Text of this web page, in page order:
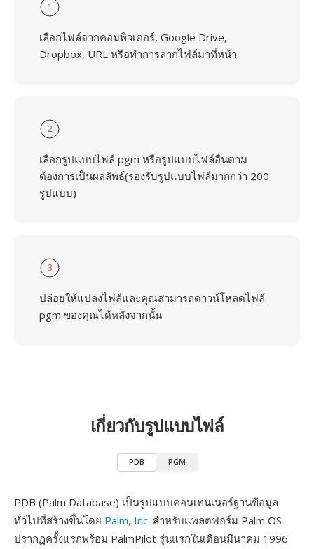
1
เลือกไฟล์จากคอมพิวเตอร์, Google Drive,
Dropbox, URL หรือทำการลากไฟล์มาที่หน้า.
2
เลือกรูปแบบไฟล์ pgm หรือรูปแบบไฟล์อื่นตาม
ต้องการเป็นผลลัพธ์(รองรับรูปแบบไฟล์มากกว่า 200
รูปแบบ)
3
ปล่อยให้แปลงไฟล์และคุณสามารถดาวน์โหลดไฟล์
pgm ของคุณได้หลังจากนั้น
เกี่ยวกับรูปแบบไฟล์
PDB PGM
PDB (Palm Database) เป็นรูปแบบคอนเทนเนอร์ฐานข้อมูล
ทั่วไปที่สร้างขึ้นโดย Palm, Inc. สำหรับแพลตฟอร์ม Palm OS
ปรากฏครั้งแรกพร้อม PalmPilot รุ่นแรกในเดือนมีนาคม 1996